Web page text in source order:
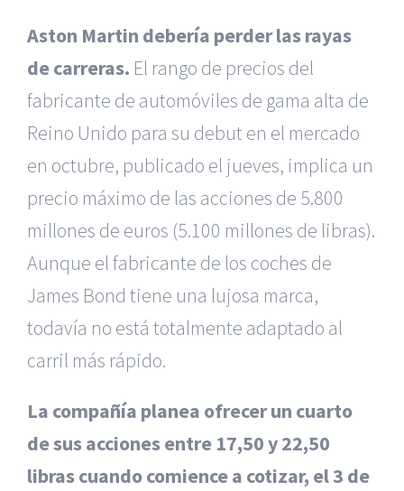
Aston Martin debería perder las rayas
de carreras. El rango de precios del
fabricante de automóviles de gama alta de
Reino Unido para su debut en el mercado
en octubre, publicado el jueves, implica un
precio máximo de las acciones de 5.800
millones de euros (5.100 millones de libras).
Aunque el fabricante de los coches de
James Bond tiene una lujosa marca,
todavía no está totalmente adaptado al
carril más rápido.
La compañía planea ofrecer un cuarto
de sus acciones entre 17,50 y 22,50
libras cuando comience a cotizar, el 3 de